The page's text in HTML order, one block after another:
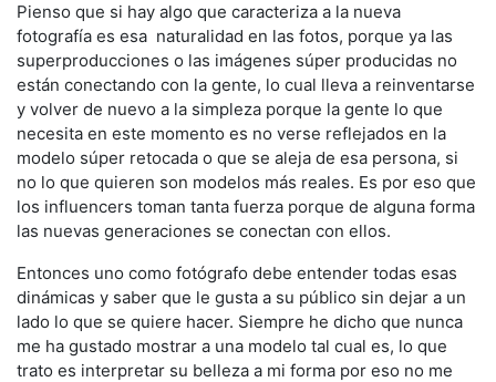
Pienso que si hay algo que caracteriza a la nueva
fotografía es esa naturalidad en las fotos, porque ya las
superproducciones o las imágenes súper producidas no
están conectando con la gente, lo cual lleva a reinventarse
y volver de nuevo a la simpleza porque la gente lo que
necesita en este momento es no verse reflejados en la
modelo súper retocada o que se aleja de esa persona, si
no lo que quieren son modelos más reales. Es por eso que
los influencers toman tanta fuerza porque de alguna forma
las nuevas generaciones se conectan con ellos.
Entonces uno como fotógrafo debe entender todas esas
dinámicas y saber que le gusta a su público sin dejar a un
lado lo que se quiere hacer. Siempre he dicho que nunca
me ha gustado mostrar a una modelo tal cual es, lo que
trato es interpretar su belleza a mi forma por eso no me